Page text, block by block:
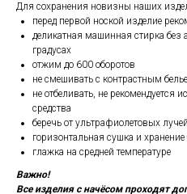
Для сохранения новизны наших
перед первой ноской изделие
деликатная машинная стирка
градусах
отжим до 600 оборотов
не смешивать с контрастным
не отбеливать, не рекомендуется
средства
беречь от ультрафиолетовых лучей
горизонтальная сушка и хранение
глажка на средней температуре
Важно!
Все изделия с начёсом проходят